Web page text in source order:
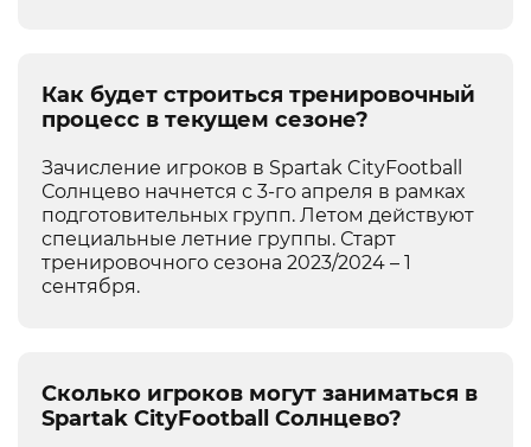
Как будет строиться тренировочный
процесс в текущем сезоне?
Зачисление игроков в Spartak CityFootball
Солнцево начнется с 3-го апреля в рамках
подготовительных групп. Летом действуют
специальные летние группы. Старт
тренировочного сезона 2023/2024 – 1
сентября.
Сколько игроков могут заниматься в
Spartak CityFootball Солнцево?